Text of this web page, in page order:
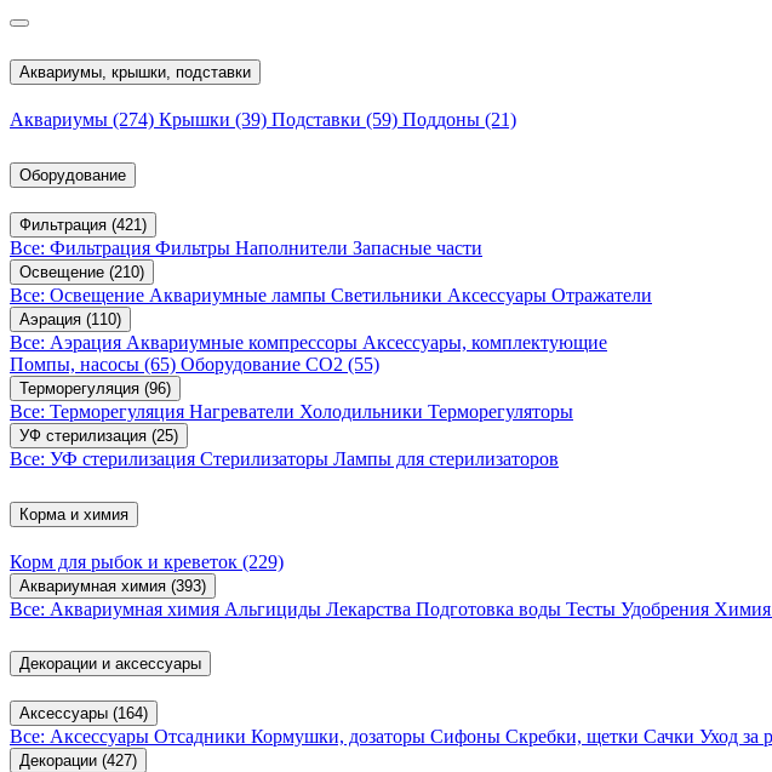
Аквариумы, крышки, подставки
Аквариумы (274) Крышки (39) Подставки (59) Поддоны (21)
Оборудование
Фильтрация (421)
Все: Фильтрация Фильтры Наполнители Запасные части
Освещение (210)
Все: Освещение Аквариумные лампы Светильники Аксессуары Отражатели
Аэрация (110)
Все: Аэрация Аквариумные компрессоры Аксессуары, комплектующие
Помпы, насосы (65) Оборудование CO2 (55)
Терморегуляция (96)
Все: Терморегуляция Нагреватели Холодильники Терморегуляторы
УФ стерилизация (25)
Все: УФ стерилизация Стерилизаторы Лампы для стерилизаторов
Корма и химия
Корм для рыбок и креветок (229)
Аквариумная химия (393)
Все: Аквариумная химия Альгициды Лекарства Подготовка воды Тесты Удобрения Химия
Декорации и аксессуары
Аксессуары (164)
Все: Аксессуары Отсадники Кормушки, дозаторы Сифоны Скребки, щетки Сачки Уход за
Декорации (427)